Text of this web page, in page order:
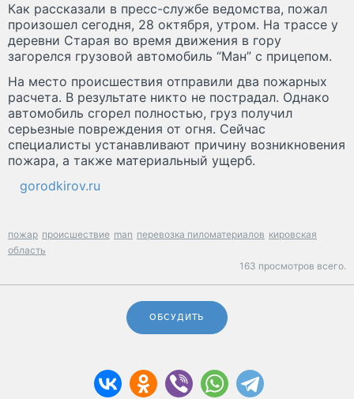
Как рассказали в пресс-службе ведомства, пожал
произошел сегодня, 28 октября, утром. На трассе у
деревни Старая во время движения в гору
загорелся грузовой автомобиль “Ман” с прицепом.
На место происшествия отправили два пожарных
расчета. В результате никто не пострадал. Однако
автомобиль сгорел полностью, груз получил
серьезные повреждения от огня. Сейчас
специалисты устанавливают причину возникновения
пожара, а также материальный ущерб.
gorodkirov.ru
пожар происшествие man перевозка пиломатериалов кировская
область
163 просмотров всего.
ОБСУДИТЬ